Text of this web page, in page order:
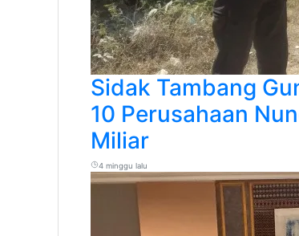
Sidak Tambang
10 Perusahaan
Miliar
4 minggu lalu